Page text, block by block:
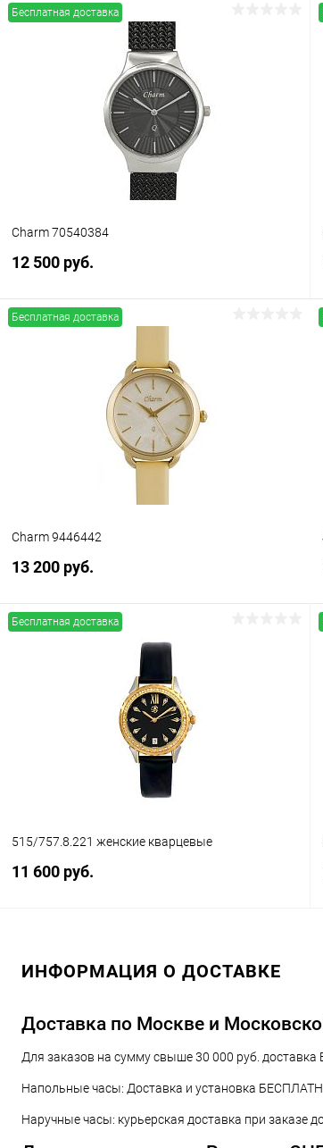
Бесплатная доставка
Charm 70540384
12 500 руб.
В наличии
Бесплатная доставка
Charm 9446442
13 200 руб.
В корзину
В наличии
Бесплатная доставка
515/757.8.221 женские кварцевые
11 600 руб.
В избранное В наличии
ИНФОРМАЦИЯ О ДОСТАВКЕ
Доставка по Москве и
Для заказов на сумму свыше 30 000 руб.
Напольные часы: Доставка и установка
Наручные часы: курьерская доставка при заказе